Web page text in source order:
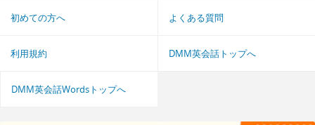
初めての方へ よくある質問
利用規約 DMM英会話トップへ
DMM英会話Wordsトップへ